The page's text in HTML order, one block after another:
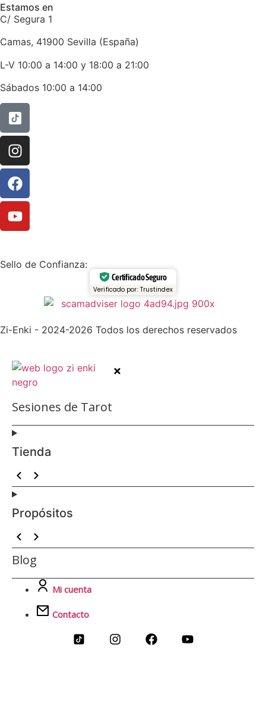
Estamos en
C/ Segura 1
Camas, 41900 Sevilla (España)
L-V 10:00 a 14:00 y 18:00 a 21:00
Sábados 10:00 a 14:00
Sello de Confianza:
Certificado Seguro
Verificado por: Trustindex
Zi-Enki - 2024-2026 Todos los derechos reservados
Sesiones de Tarot
Tienda
Propósitos
Blog
Mi cuenta
Contacto